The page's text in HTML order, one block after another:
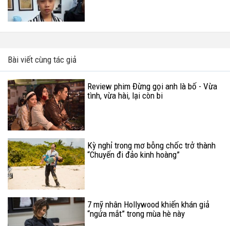
Bài viết cùng tác giả
Review phim Đừng gọi anh là bố - Vừa
tình, vừa hài, lại còn bi
Kỳ nghỉ trong mơ bỗng chốc trở thành
“Chuyến đi đảo kinh hoàng”
7 mỹ nhân Hollywood khiến khán giả
“ngứa mắt” trong mùa hè này